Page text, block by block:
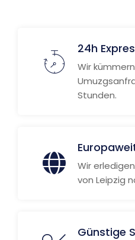
24h
Wir
Stunden.
Wir
von Leipzig
Günstige